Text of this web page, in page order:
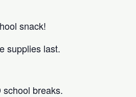
snack!
supplies last.
breaks.